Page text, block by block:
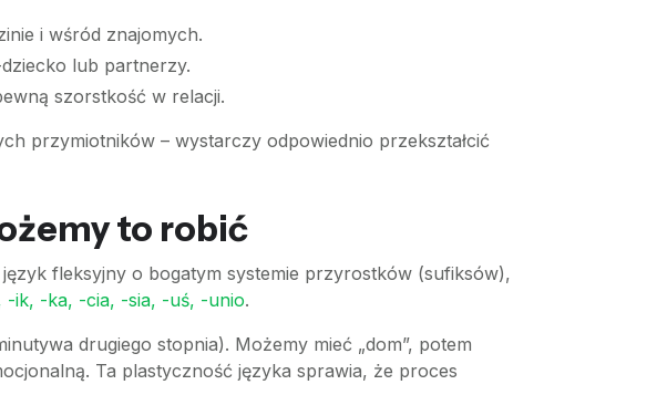
i wśród znajomych.
lub partnerzy.
szorstkość w relacji.
przymiotników – wystarczy odpowiednio przekształcić
to robić
fleksyjny o bogatym systemie przyrostków (sufiksów),
-ik, -ka, -cia, -sia, -uś, -unio.
drugiego stopnia). Możemy mieć „dom”, potem
Ta plastyczność języka sprawia, że proces